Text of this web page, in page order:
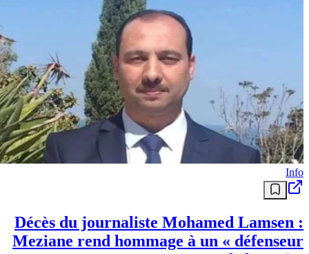
Info
Décès du journaliste Mohamed Lamsen :
Meziane rend hommage à un « défenseur